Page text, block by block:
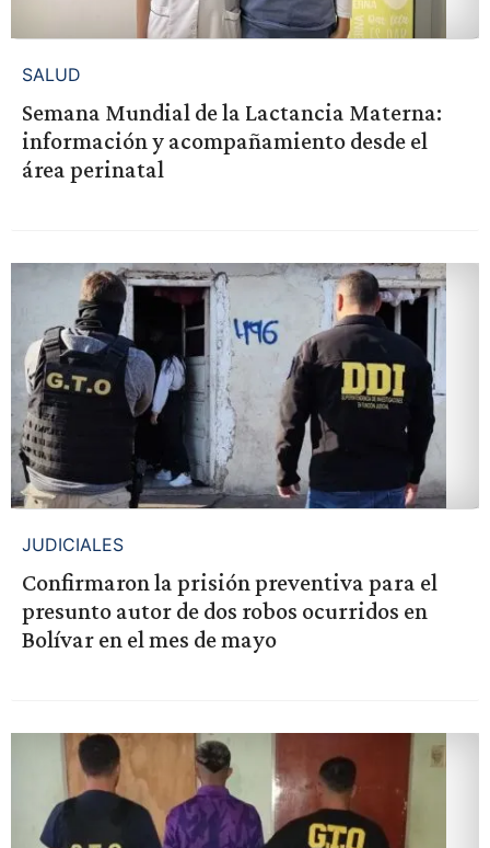
SALUD
Semana Mundial de la Lactancia Materna:
información y acompañamiento desde el
área perinatal
JUDICIALES
Confirmaron la prisión preventiva para el
presunto autor de dos robos ocurridos en
Bolívar en el mes de mayo